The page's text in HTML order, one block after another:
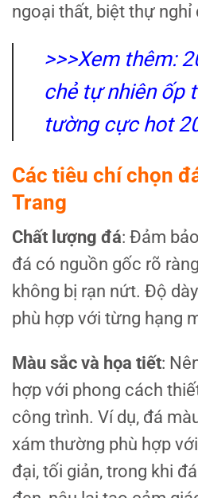
ngoại thất, biệt thự nghỉ
>>>Xem thêm:
chẻ tự nhiên ốp
tường cực hot
Các tiêu chí chọn
Trang
Chất lượng đá: Đảm
đá có nguồn gốc rõ
không bị rạn nứt. Độ
phù hợp với từng hạng
Màu sắc và họa tiết:
hợp với phong cách
công trình. Ví dụ, đá
xám thường phù hợp
đại, tối giản, trong khi